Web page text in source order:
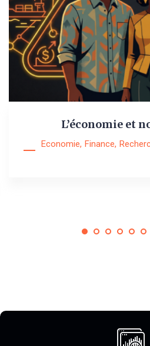
L’économie et
Economie, Finance,